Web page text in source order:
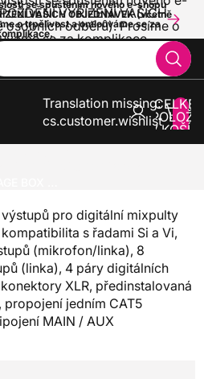
se spuštěním nového e-shopu
VAŠICH OBJEDNÁVEK (včetně
o trpělivost a omlouváme se za
VYŘÍZENÍ VAŠICH
osobních odběrů). Prosíme o
se za komplikace.
Translation missing:
cs.customer.wishlist
V
0
pro digitální mixpulty
s řadami Si a Vi,
(mikrofon/linka), 8
(linka), 4 páry digitálních
XLR, předinstalovaná
propojení jedním CAT5
MAIN / AUX